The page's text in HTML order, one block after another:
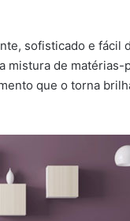
sofisticado e fácil
de matérias-
que o torna